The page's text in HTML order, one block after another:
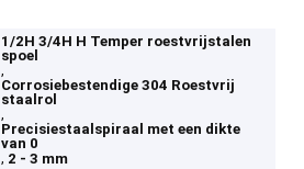
1/2H 3/4H H Temper roestvrijstalen
spoel
,
Corrosiebestendige 304 Roestvrij
staalrol
,
Precisiestaalspiraal met een dikte
van 0
, 2 - 3 mm